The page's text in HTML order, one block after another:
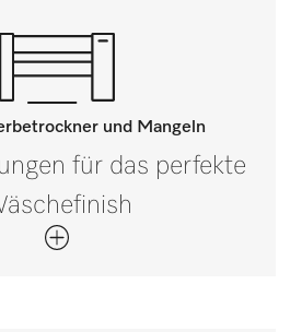
und Mangeln
für das perfekte